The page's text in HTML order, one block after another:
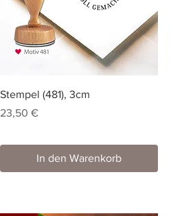
Stempel (481), 3cm
Preis
23,50 €
In den Warenkorb